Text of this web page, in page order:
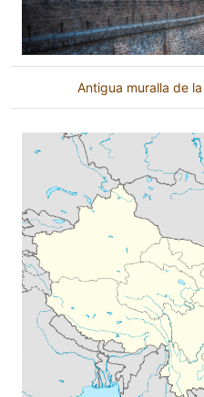
Antigua muralla de